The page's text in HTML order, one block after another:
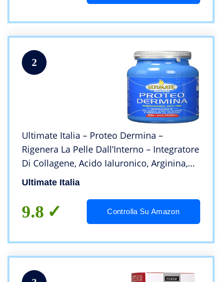
2
Ultimate Italia – Proteo Dermina –
Rigenera La Pelle Dall’Interno – Integratore
Di Collagene, Acido Ialuronico, Arginina,
Glicina E Lisina – Pelle Più Giovane,
Ultimate Italia
9.8 Controlla Su Amazon